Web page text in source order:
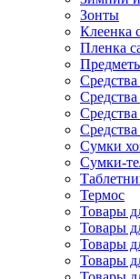
Зонты
Клеенка
Пленка
Сумки
Сумки-
Термос
Товары
Товары
Товары
Товары